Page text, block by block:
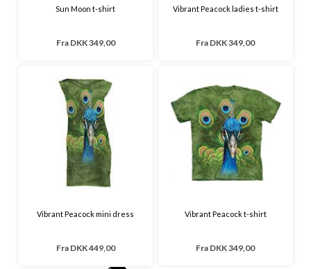
Sun Moon t-shirt
Fra DKK 349,00
Vibrant Peacock ladies t-shirt
Fra DKK 349,00
Vibrant Peacock mini dress
Fra DKK 449,00
Vibrant Peacock t-shirt
Fra DKK 349,00